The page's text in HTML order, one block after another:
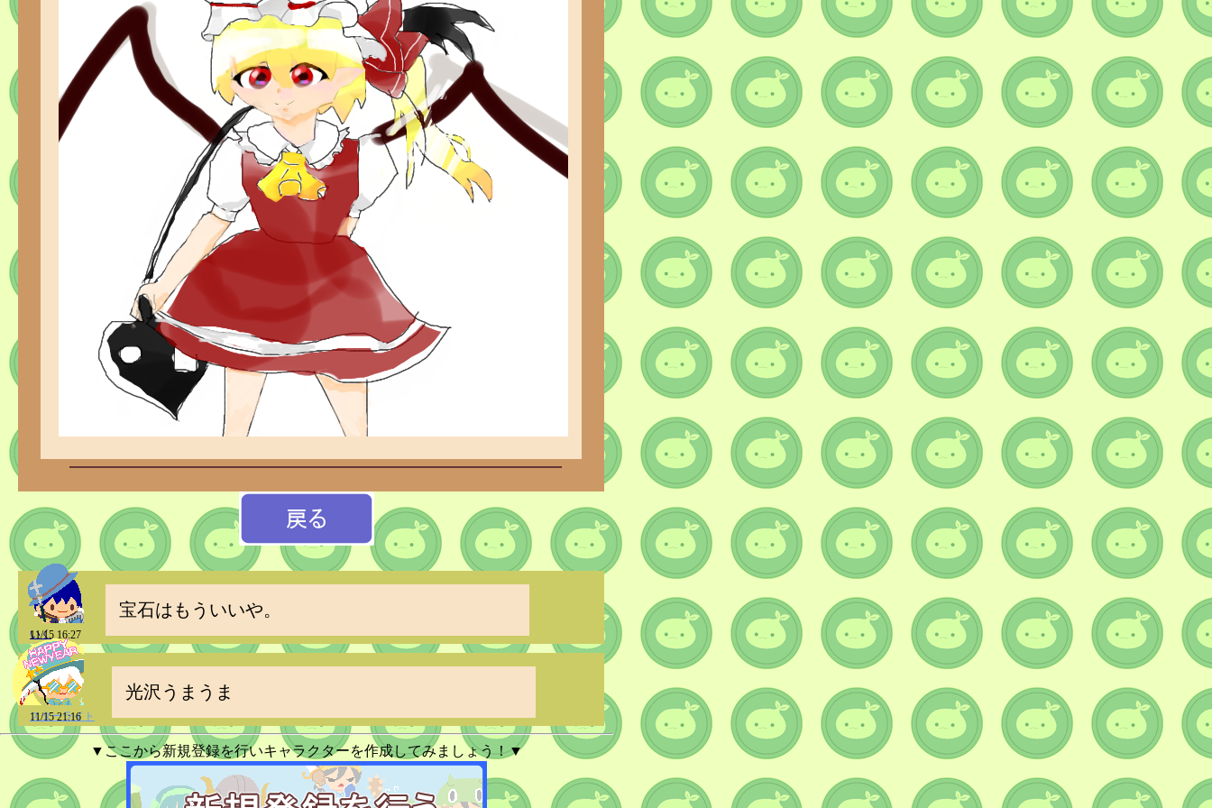
宝石はもういいや。
いく
11/15 16:27
光沢うまうま
スターライト
11/15 21:16
▼ここから新規登録を行いキャラクターを作成してみましょう！▼